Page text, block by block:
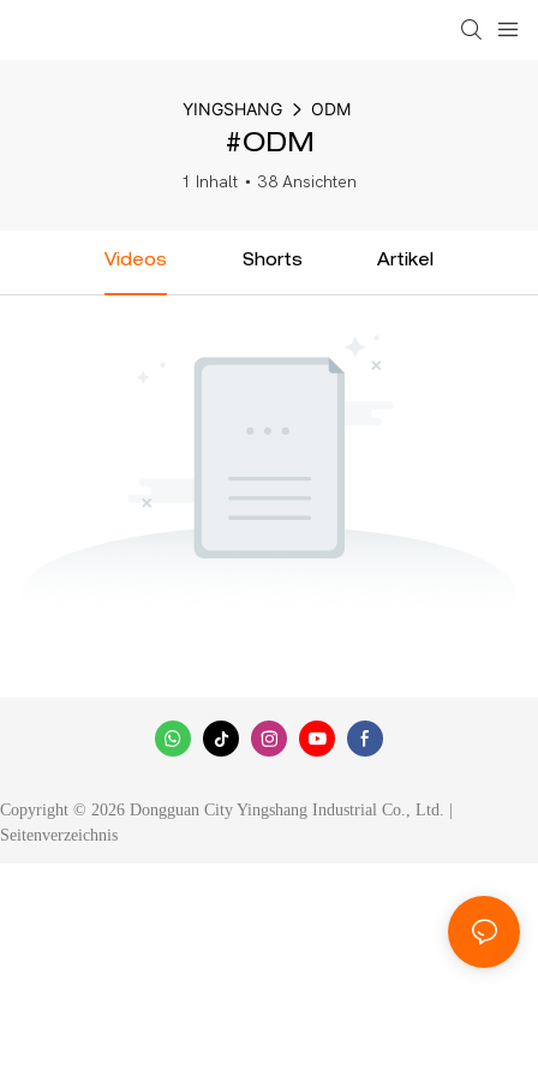
YINGSHANG ODM
#ODM
1 Inhalt 38 Ansichten
Videos Shorts Artikel
Copyright © 2026 Dongguan City Yingshang Industrial Co., Ltd. |
Seitenverzeichnis